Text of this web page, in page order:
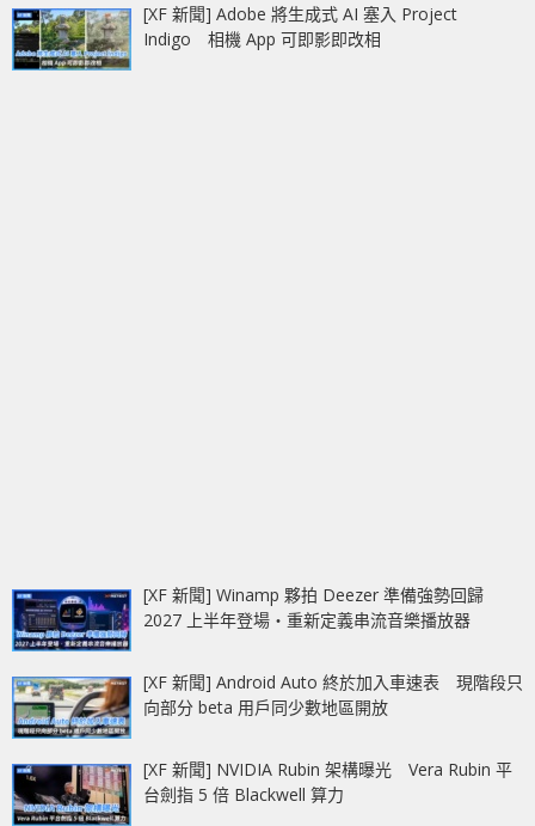
[XF 新聞] Adobe 將生成式 AI 塞入 Project
Indigo 相機 App 可即影即改相
[XF 新聞] Winamp 夥拍 Deezer 準備強勢回歸
2027 上半年登場‧重新定義串流音樂播放器
[XF 新聞] Android Auto 終於加入車速表 現階段只
向部分 beta 用戶同少數地區開放
[XF 新聞] NVIDIA Rubin 架構曝光 Vera Rubin 平
台劍指 5 倍 Blackwell 算力